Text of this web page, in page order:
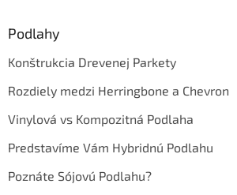
Podlahy
Konštrukcia Drevenej Parkety
Rozdiely medzi Herringbone a Chevron
Vinylová vs Kompozitná Podlaha
Predstavíme Vám Hybridnú Podlahu
Poznáte Sójovú Podlahu?